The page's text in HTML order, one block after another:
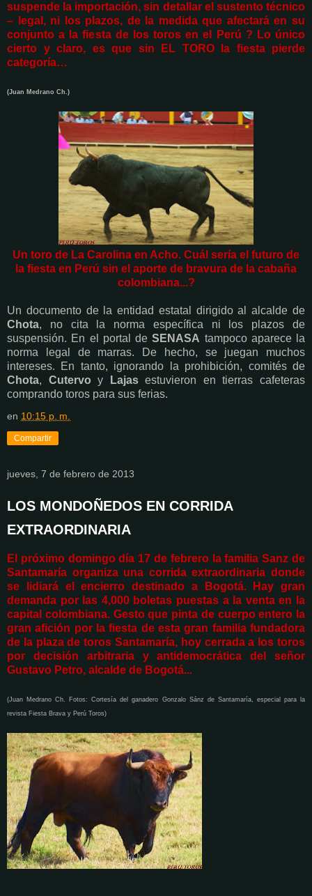
suspende la importación, sin detallar el sustento técnico
– legal, ni los plazos, de la medida que afectará en su
conjunto a la fiesta de los toros en el Perú ? Lo único
cierto y claro, es que sin EL TORO la fiesta pierde
categoría…
(Juan Medrano Ch.)
Un toro de La Carolina en Acho. Cuál sería el futuro de
la fiesta en Perú sin el aporte de bravura de la cabaña
colombiana...?
Un documento de la entidad estatal dirigido al alcalde de
Chota, no cita la norma específica ni los plazos de
suspensión. En el portal deSENASA tampoco aparece la
norma legal de marras. De hecho, se juegan muchos
intereses. En tanto, ignorando la prohibición, comités de
Chota, Cutervo y Lajasestuvieron en tierras cafeteras
comprando toros para sus ferias.
en 10:15 p. m.
Compartir
jueves, 7 de febrero de 2013
LOS MONDOÑEDOS EN CORRIDA
EXTRAORDINARIA
El próximo domingo día 17 de febrero la familia Sanz de
Santamaría organiza una corrida extraordinaria donde
se lidiará el encierro destinado a Bogotá. Hay gran
demanda por las 4,000 boletas puestas a la venta en la
capital colombiana. Gesto que pinta de cuerpo entero la
gran afición por la fiesta de esta gran familia fundadora
de la plaza de toros Santamaría, hoy cerrada a los toros
por decisión arbitraria y antidemocrática del señor
Gustavo Petro, alcalde de Bogotá...
(Juan Medrano Ch. Fotos: Cortesía del ganadero Gonzalo Sánz de Santamaría, especial para la
revista Fiesta Brava y Perú Toros)